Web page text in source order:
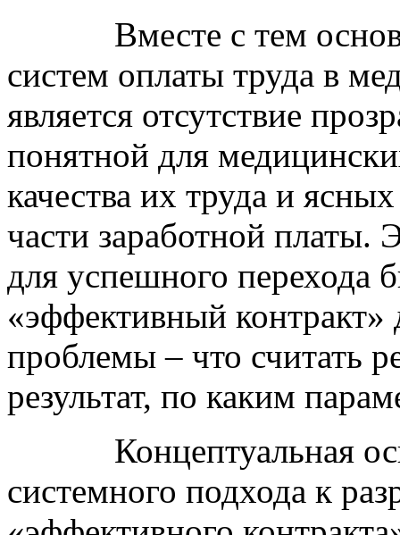
Вместе с тем
систем оплаты труда в
является отсутствие
понятной для
качества их труда и
части заработной платы.
для успешного перехода
«эффективный
проблемы – что считать
результат, по каким
Концептуальная
системного подхода к